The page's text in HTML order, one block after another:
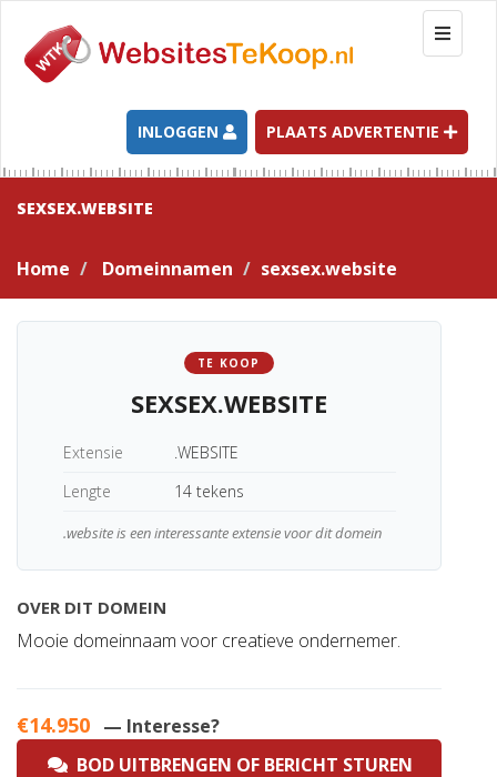
T
o
g
l
e
n
a
t
INLOGGEN PLAATS ADVERTENTIE
SEXSEX.WEBSITE
Home Domeinnamen sexsex.website
TE KOOP
SEXSEX.WEBSITE
Extensie
.WEBSITE
Lengte
14 tekens
.website is een interessante extensie voor dit domein
OVER DIT DOMEIN
Mooie domeinnaam voor creatieve ondernemer.
€14.950 — Interesse?
BOD UITBRENGEN OF BERICHT STUREN